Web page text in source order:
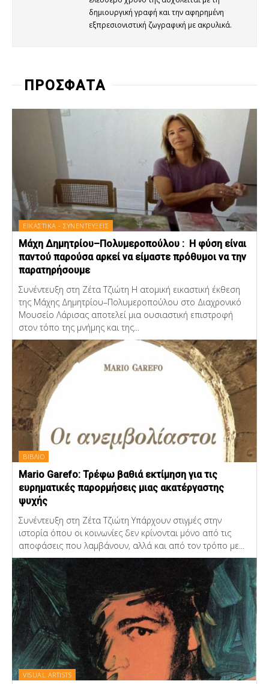
δημιουργική γραφή και την αφηρημένη
εξπρεσιονιστική ζωγραφική με ακρυλικά.
ΠΡΟΣΦΑΤΑ
ΕΙΚΑΣΤΙΚΑ - ΣΥΝΕΝΤΕΥΞΕΙΣ
Μάχη Δημητρίου–Πολυμεροπούλου : Η φύση είναι
παντού παρούσα αρκεί να είμαστε πρόθυμοι να την
παρατηρήσουμε
Συνέντευξη στη Ζέτα Τζιώτη Η ατομική εικαστική έκθεση
της Μάχης Δημητρίου–Πολυμεροπούλου στο Διαχρονικό
Μουσείο Λάρισας αποτελεί μια ουσιαστική επιστροφή
στον τόπο της μνήμης και της...
ΒΙΒΛΙΟ
Mario Garefo: Τρέφω βαθιά εκτίμηση για τις
ευρηματικές παρορμήσεις μιας ακατέργαστης
ψυχής
Συνέντευξη στη Ζέτα Τζιώτη Υπάρχουν στιγμές στην
ιστορία όπου οι κοινωνίες δεν κρίνονται μόνο από τις
αποφάσεις που λαμβάνουν, αλλά και από τον τρόπο με...
VISUAL ARTISTS